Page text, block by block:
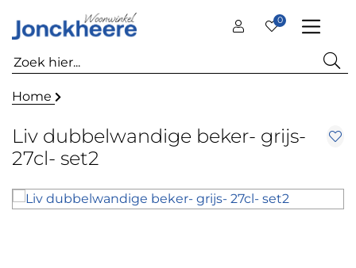
0
Home
Liv dubbelwandige beker- grijs-
27cl- set2